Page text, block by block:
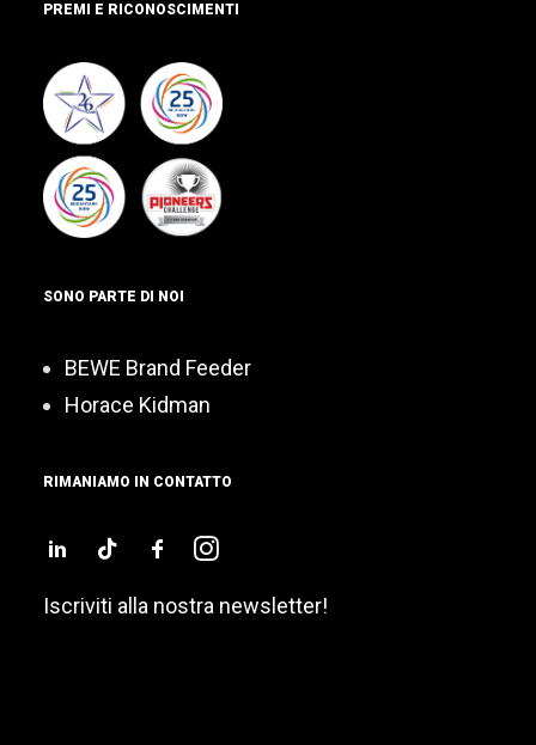
PREMI E RICONOSCIMENTI
SONO PARTE DI NOI
BEWE Brand Feeder
Horace Kidman
RIMANIAMO IN CONTATTO
Iscriviti alla nostra newsletter!